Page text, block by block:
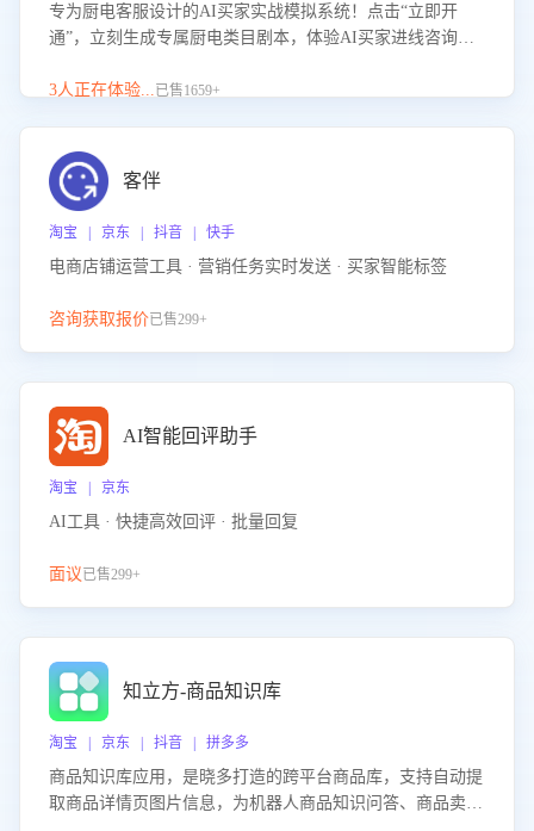
专为厨电客服设计的AI买家实战模拟系统！点击“立即开
通”，立刻生成专属厨电类目剧本，体验AI买家进线咨询真
实场景应对技巧！
3人正在体验...已售1659+
客伴
淘宝 | 京东 | 抖音 | 快手
电商店铺运营工具 · 营销任务实时发送 · 买家智能标签
咨询获取报价已售299+
AI智能回评助手
淘宝 | 京东
AI工具 · 快捷高效回评 · 批量回复
面议已售299+
知立方-商品知识库
淘宝 | 京东 | 抖音 | 拼多多
商品知识库应用，是晓多打造的跨平台商品库，支持自动提
取商品详情页图片信息，为机器人商品知识问答、商品卖点